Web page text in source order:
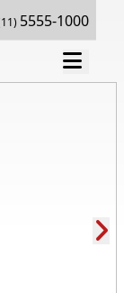
5555-1000